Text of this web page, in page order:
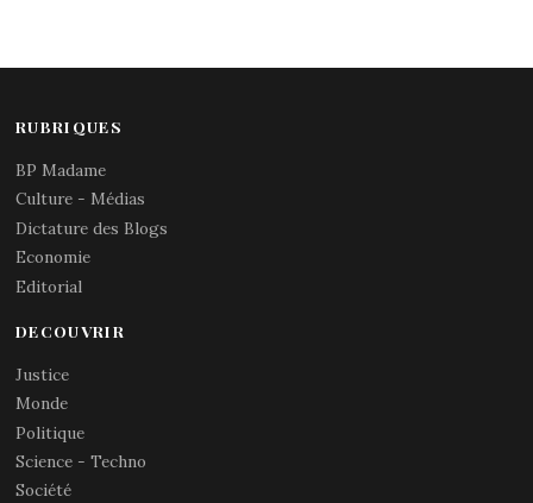
RUBRIQUES
BP Madame
Culture - Médias
Dictature des Blogs
Economie
Editorial
DECOUVRIR
Justice
Monde
Politique
Science - Techno
Société